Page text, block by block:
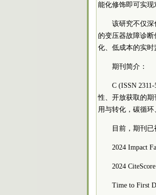
能化修饰即可实现
该研究不仅深
的变压器故障诊
化、低成本的实时
期刊简介：
C (ISSN
性、开放获取的
用与转化，碳循环
目前，期刊已
2024 Impact
2024
Time to First